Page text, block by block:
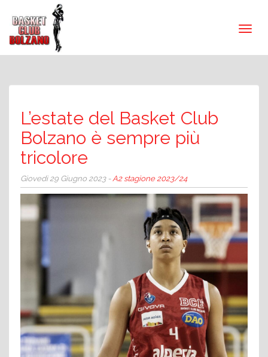
L’estate del Basket Club
Bolzano è sempre più
tricolore
Giovedì 29 Giugno 2023 -A2 stagione 2023/24